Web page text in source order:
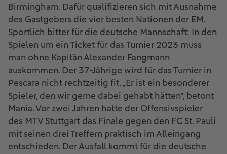
Birmingham. Dafür qualifizieren sich mit Ausnahme
des Gastgebers die vier besten Nationen der EM.
Sportlich bitter für die deutsche Mannschaft: In den
Spielen um ein Ticket für das Turnier 2023 muss
man ohne Kapitän Alexander Fangmann
auskommen. Der 37-Jährige wird für das Turnier in
Pescara nicht rechtzeitig fit. „Er ist ein besonderer
Spieler, den wir gerne dabei gehabt hätten”, betont
Mania. Vor zwei Jahren hatte der Offensivspieler
des MTV Stuttgart das Finale gegen den FC St. Pauli
mit seinen drei Treffern praktisch im Alleingang
entschieden. Der Ausfall kommt für die deutsche